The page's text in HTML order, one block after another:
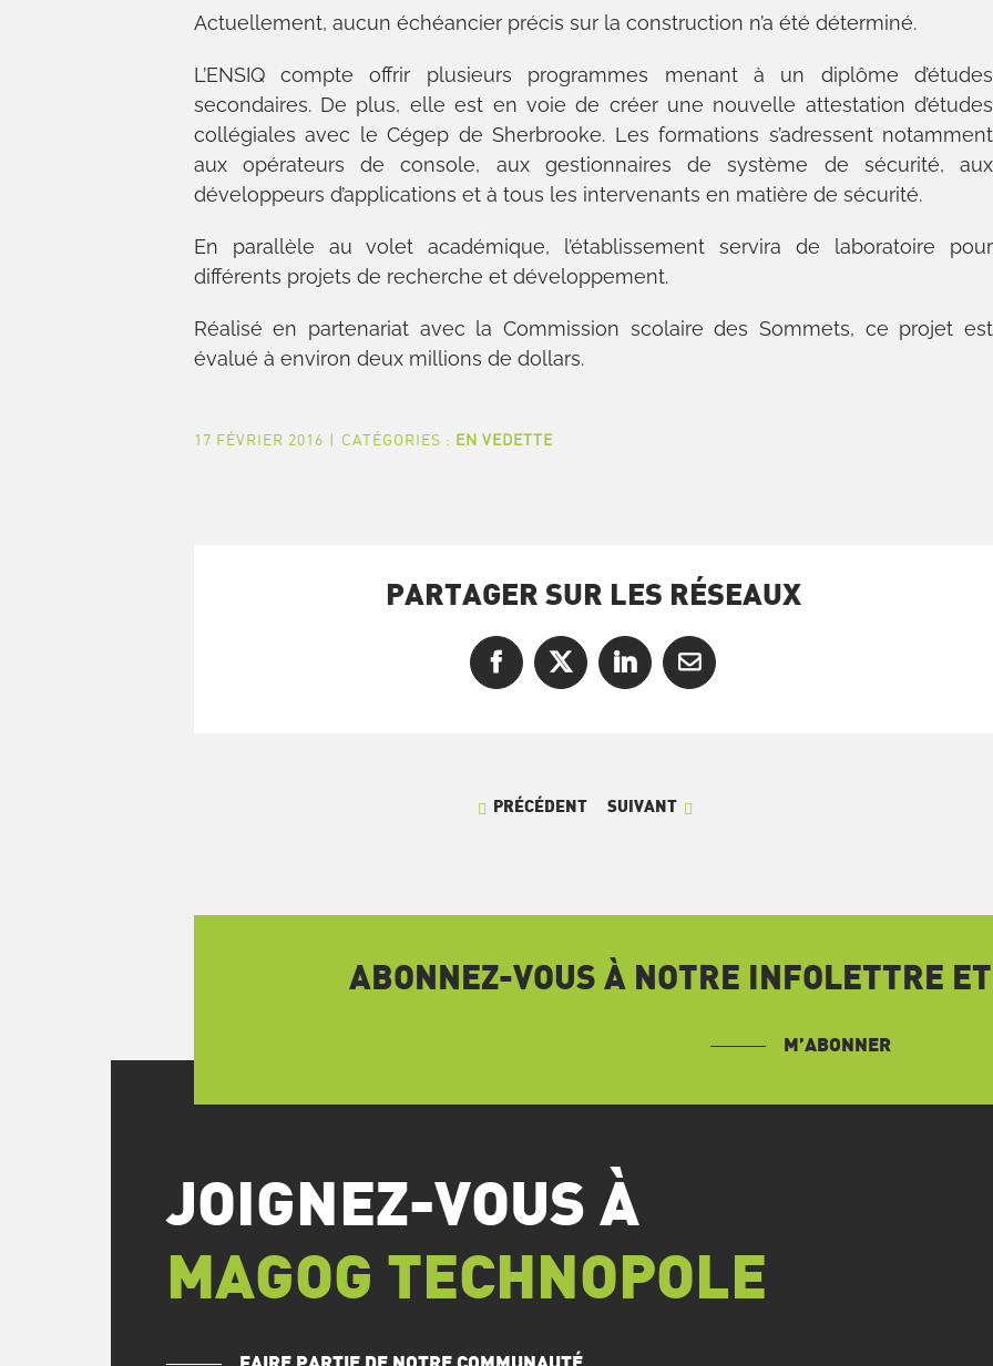
Actuellement, aucun échéancier précis sur la construction n’a été déterminé.
L’ENSIQ compte offrir plusieurs programmes menant à un diplôme d’études
secondaires. De plus, elle est en voie de créer une nouvelle attestation d’études
collégiales avec le Cégep de Sherbrooke. Les formations s’adressent notamment
aux opérateurs de console, aux gestionnaires de système de sécurité, aux
développeurs d’applications et à tous les intervenants en matière de sécurité.
En parallèle au volet académique, l’établissement servira de laboratoire pour
différents projets de recherche et développement.
Réalisé en partenariat avec la Commission scolaire des Sommets, ce projet est
évalué à environ deux millions de dollars.
17 FÉVRIER 2016 | CATÉGORIES : EN VEDETTE
PARTAGER SUR LES RÉSEAUX
Facebook
X LinkedInCourriel
PRÉCÉDENT SUIVANT
ABONNEZ-VOUS À NOTRE INFOLETTRE
M’ABONNER
JOIGNEZ-VOUS À
MAGOG TECHNOPOLE